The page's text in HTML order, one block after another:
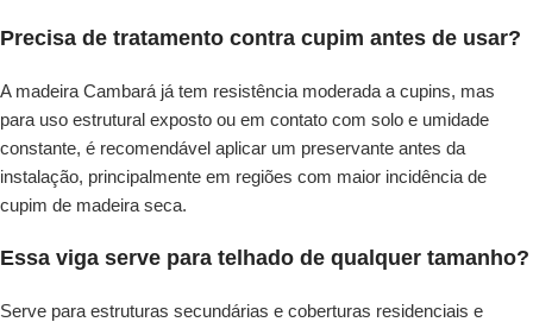
Precisa de tratamento contra cupim antes de usar?
A madeira Cambará já tem resistência moderada a cupins, mas
para uso estrutural exposto ou em contato com solo e umidade
constante, é recomendável aplicar um preservante antes da
instalação, principalmente em regiões com maior incidência de
cupim de madeira seca.
Essa viga serve para telhado de qualquer tamanho?
Serve para estruturas secundárias e coberturas residenciais e